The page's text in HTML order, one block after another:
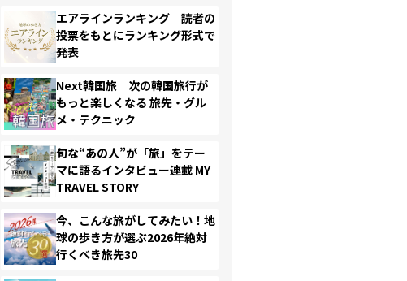
エアラインランキング 読者の
投票をもとにランキング形式で
発表
Next韓国旅 次の韓国旅行が
もっと楽しくなる 旅先・グル
メ・テクニック
旬な“あの人”が「旅」をテー
マに語るインタビュー連載 MY
TRAVEL STORY
今、こんな旅がしてみたい！地
球の歩き方が選ぶ2026年絶対
行くべき旅先30